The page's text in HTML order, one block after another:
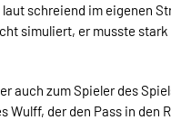
schreiend im eigenen
simuliert, er musste
auch zum Spieler des
der den Pass in den